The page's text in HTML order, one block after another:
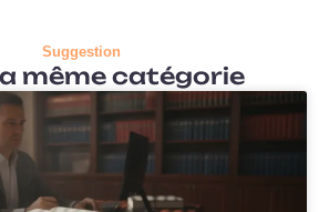
Suggestion
même catégorie